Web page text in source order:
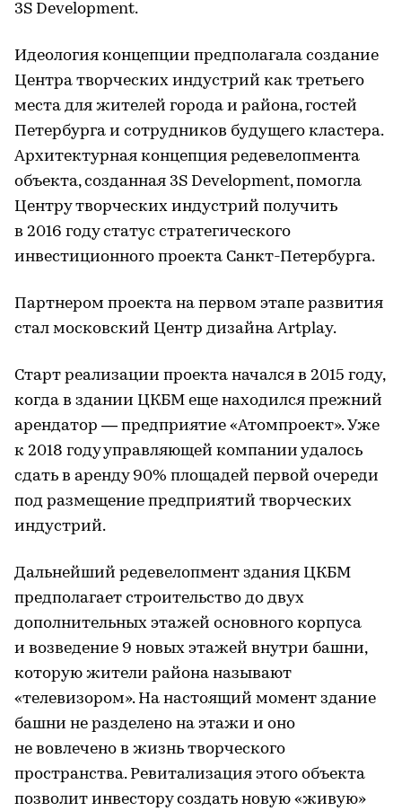
3S Development.
Идеология концепции предполагала создание
Центра творческих индустрий как третьего
места для жителей города и района, гостей
Петербурга и сотрудников будущего кластера.
Архитектурная концепция редевелопмента
объекта, созданная 3S Development, помогла
Центру творческих индустрий получить
в 2016 году статус стратегического
инвестиционного проекта Санкт-Петербурга.
Партнером проекта на первом этапе развития
стал московский Центр дизайна Artplay.
Старт реализации проекта начался в 2015 году,
когда в здании ЦКБМ еще находился прежний
арендатор — предприятие «Атомпроект». Уже
к 2018 году управляющей компании удалось
сдать в аренду 90% площадей первой очереди
под размещение предприятий творческих
индустрий.
Дальнейший редевелопмент здания ЦКБМ
предполагает строительство до двух
дополнительных этажей основного корпуса
и возведение 9 новых этажей внутри башни,
которую жители района называют
«телевизором». На настоящий момент здание
башни не разделено на этажи и оно
не вовлечено в жизнь творческого
пространства. Ревитализация этого объекта
позволит инвестору создать новую «живую»